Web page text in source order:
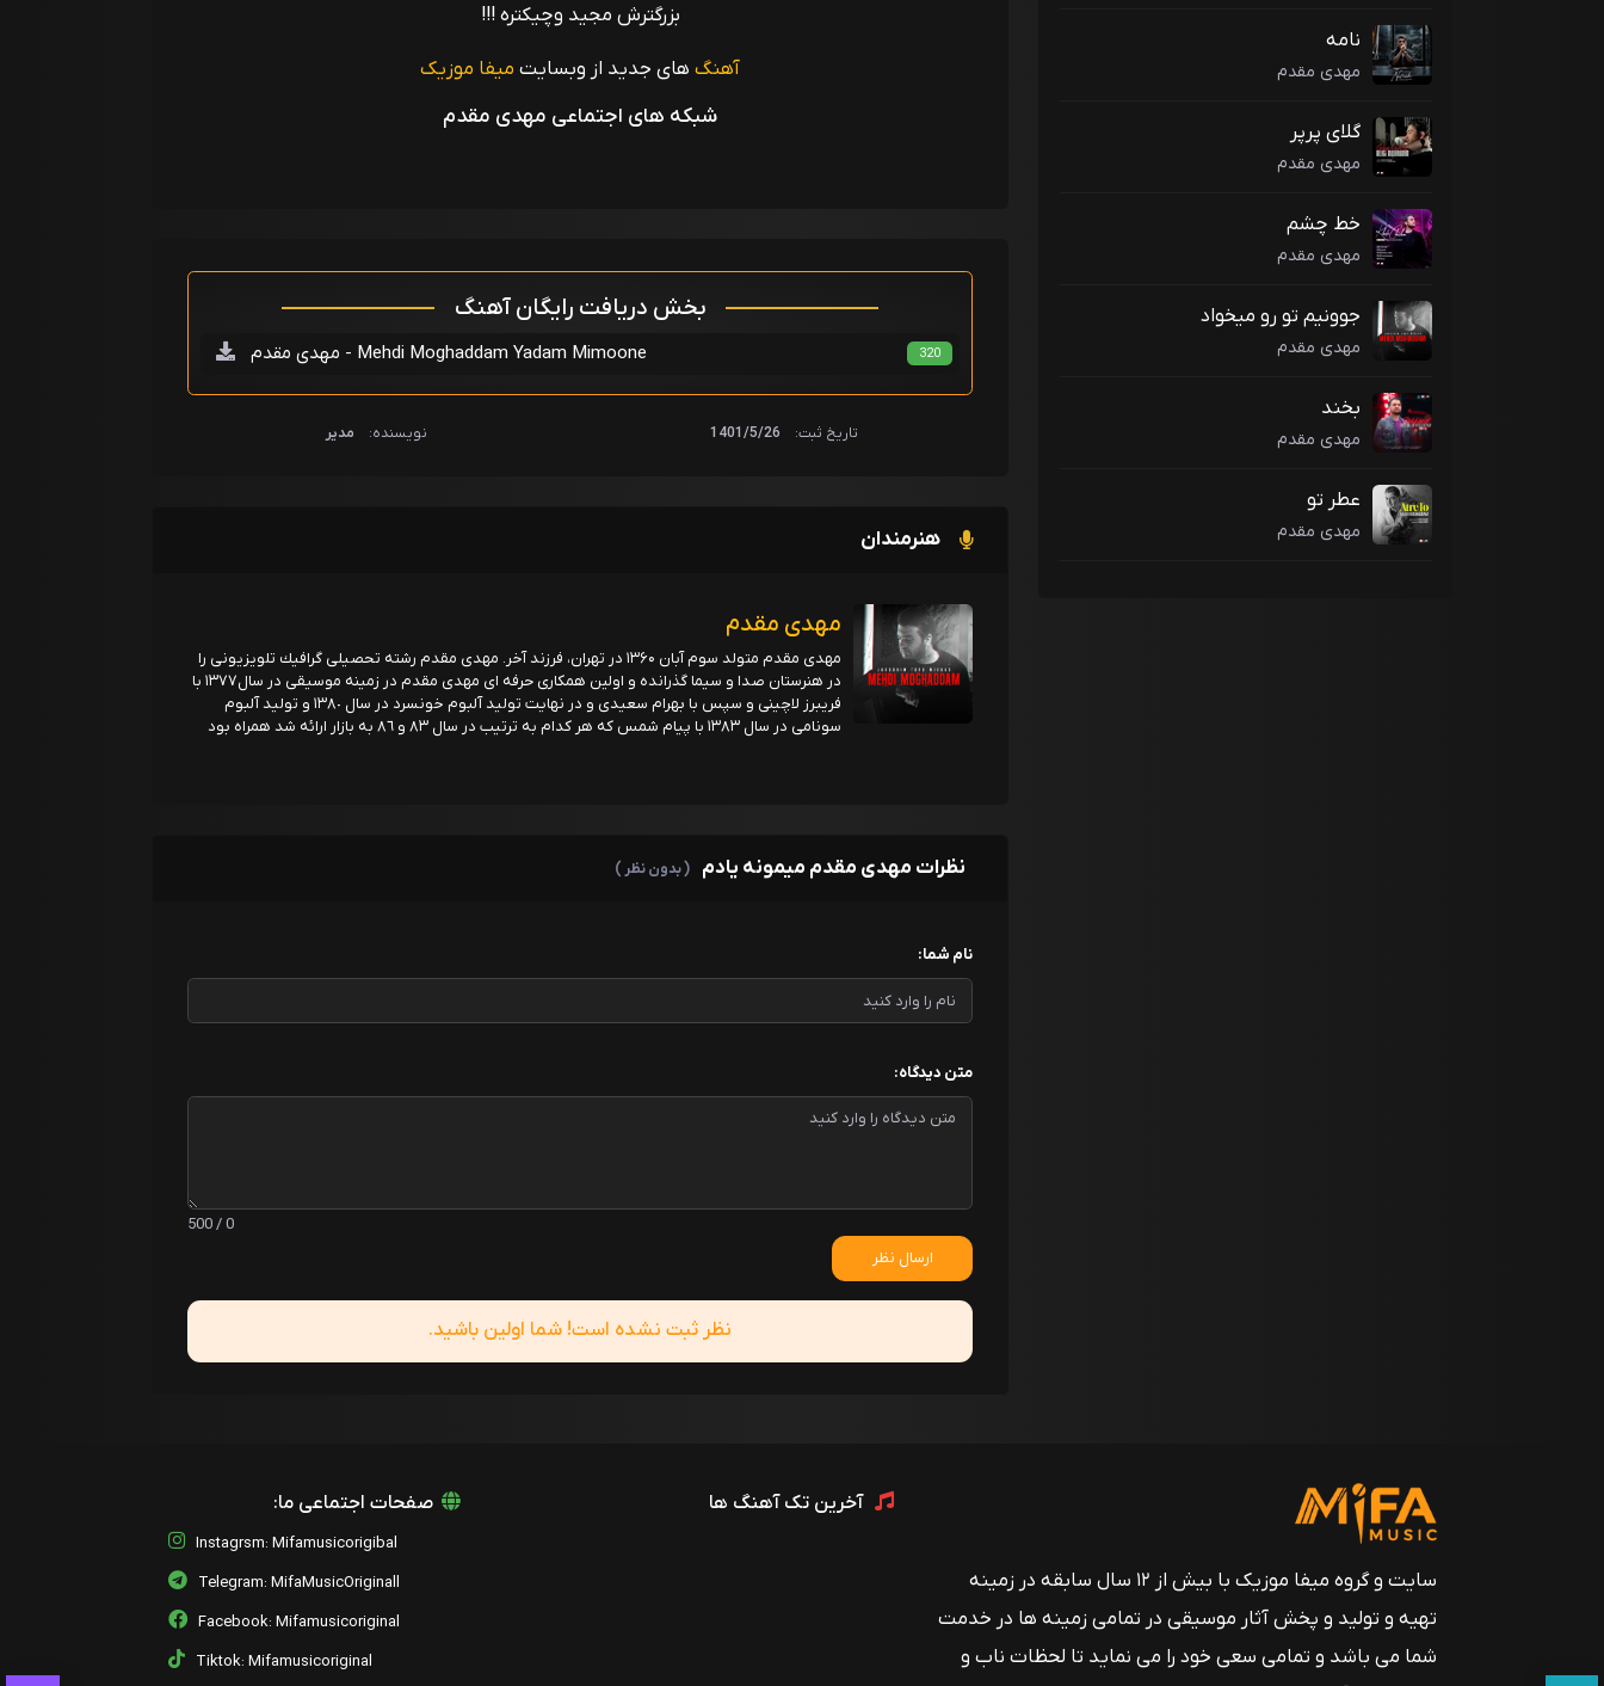
نامه
مهدی مقدم
گلای پرپر
مهدی مقدم
خط چشم
مهدی مقدم
جوونیم تو رو میخواد
مهدی مقدم
بخند
مهدی مقدم
عطر تو
مهدی مقدم
بزرگترش مجید وچیکتره !!!
آهنگهای جدید از وبسایت میفا موزیک
شبکه های اجتماعی مهدی مقدم
بخش دریافت رایگان آهنگ
مهدی مقدم - Mehdi Moghaddam Yadam Mimoone 320
تاریخ ثبت: 1401/5/26 نویسنده: مدیر
هنرمندان
مهدی مقدم
مهدى مقدم متولد سوم آبان ۱۳۶۰ در تهران، فرزند آخر. مهدى مقدم رشته تحصيلى گرافيك تلویزيونى را
در هنرستان صدا و سيما گذرانده و اولين همكارى حرفه اى مهدی مقدم در زمينه موسيقى در سال١٣٧٧ با
فریبرز لاچینی و سپس با بهرام سعيدى و در نهايت توليد آلبوم خونسرد در سال ١٣٨٠ و توليد آلبوم
سونامى در سال ١٣٨٣ با پيام شمس كه هر كدام به ترتيب در سال ٨٣ و ٨٦ به بازار ارائه شد همراه بود
نظرات مهدی مقدم میمونه یادم ( بدون نظر )
نام شما:
متن دیدگاه:
0 / 500
ارسال نظر
نظر ثبت نشده است! شما اولین باشید.
سایت و گروه میفا موزیک با بیش از ۱۲ سال سابقه در زمینه
تهیه و تولید و پخش آثار موسیقی در تمامی زمینه ها در خدمت
شما می باشد و تمامی سعی خود را می نماید تا لحظات ناب و
آخرین تک آهنگ ها صفحات اجتماعی ما:
Instagrsm: Mifamusicorigibal
Telegram: MifaMusicOriginall
Facebook: Mifamusicoriginal
Tiktok: Mifamusicoriginal